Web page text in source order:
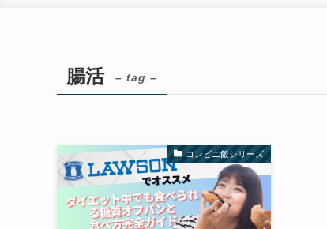
腸活 – tag –
コンビニ飯シリーズ